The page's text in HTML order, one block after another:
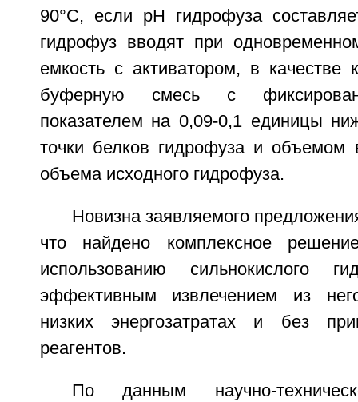
90°C, если pH гидрофуза
гидрофуз вводят при
емкость с активатором, в качестве
буферную смесь с
показателем на 0,09-0,1 единицы
точки белков гидрофуза и
объема исходного гидрофуза.
Новизна заявляемого
что найдено комплексное
использованию сильнокислого
эффективным извлечением из
низких энергозатратах и без
реагентов.
По данным научно-